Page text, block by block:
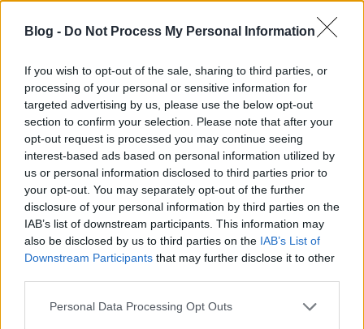
Blog - Do Not Process My Personal Information
If you wish to opt-out of the sale, sharing to third parties, or
processing of your personal or sensitive information for
targeted advertising by us, please use the below opt-out
section to confirm your selection. Please note that after your
opt-out request is processed you may continue seeing
interest-based ads based on personal information utilized by
us or personal information disclosed to third parties prior to
your opt-out. You may separately opt-out of the further
disclosure of your personal information by third parties on the
IAB’s list of downstream participants. This information may
also be disclosed by us to third parties on the IAB’s List of
Downstream Participants that may further disclose it to other
Please note that this website/app uses one or more Google
Personal Data Processing Opt Outs
1953. Olaszország. Égő rendőrautó a trieszti
diákzavargások idején. Az akkor
Jugoszlávia által követelt terület később
végül Olaszországhoz került